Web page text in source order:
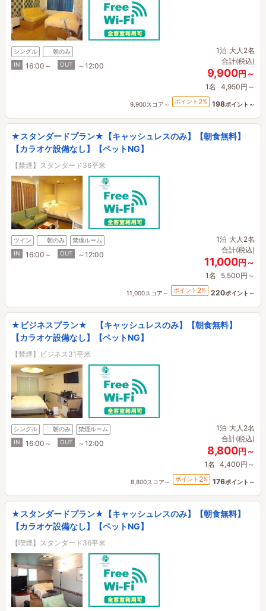
シングル
朝のみ
IN
16:00～ OUT ～12:00
1泊 大人2名
合計(税込)
9,900円～
1名 4,950円～
9,900スコア～ ポイント 2% 198ポイント～
★スタンダードプラン★【キャッシュレスのみ】【朝食無料】
【カラオケ設備なし】【ペットNG】
【禁煙】スタンダード36平米
ツイン 朝のみ
禁煙ルーム
IN
16:00～ OUT ～12:00
1泊 大人2名
合計(税込)
11,000円～
1名 5,500円～
11,000スコア～ ポイント 2% 220ポイント～
★ビジネスプラン★ 【キャッシュレスのみ】【朝食無料】
【カラオケ設備なし】【ペットNG】
【禁煙】ビジネス31平米
シングル 朝のみ
禁煙ルーム
IN
16:00～ OUT ～12:00
1泊 大人2名
合計(税込)
8,800円～
1名 4,400円～
8,800スコア～ ポイント 2% 176ポイント～
★スタンダードプラン★【キャッシュレスのみ】【朝食無料】
【カラオケ設備なし】【ペットNG】
【喫煙】スタンダード36平米